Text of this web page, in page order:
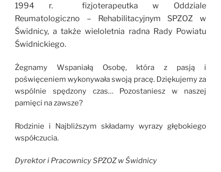
1994 r.
fizjoterapeutka w Oddziale
Reumatologiczno – Rehabilitacyjnym SPZOZ w
Świdnicy, a także wieloletnia radna Rady Powiatu
Świdnickiego.
Żegnamy Wspaniałą Osobę, która z pasją i
poświęceniem wykonywała swoją pracę. Dziękujemy za
wspólnie spędzony czas… Pozostaniesz w naszej
pamięci na zawsze?
Rodzinie i Najbliższym składamy wyrazy głębokiego
współczucia.
Dyrektor i Pracownicy SPZOZ w Świdnicy